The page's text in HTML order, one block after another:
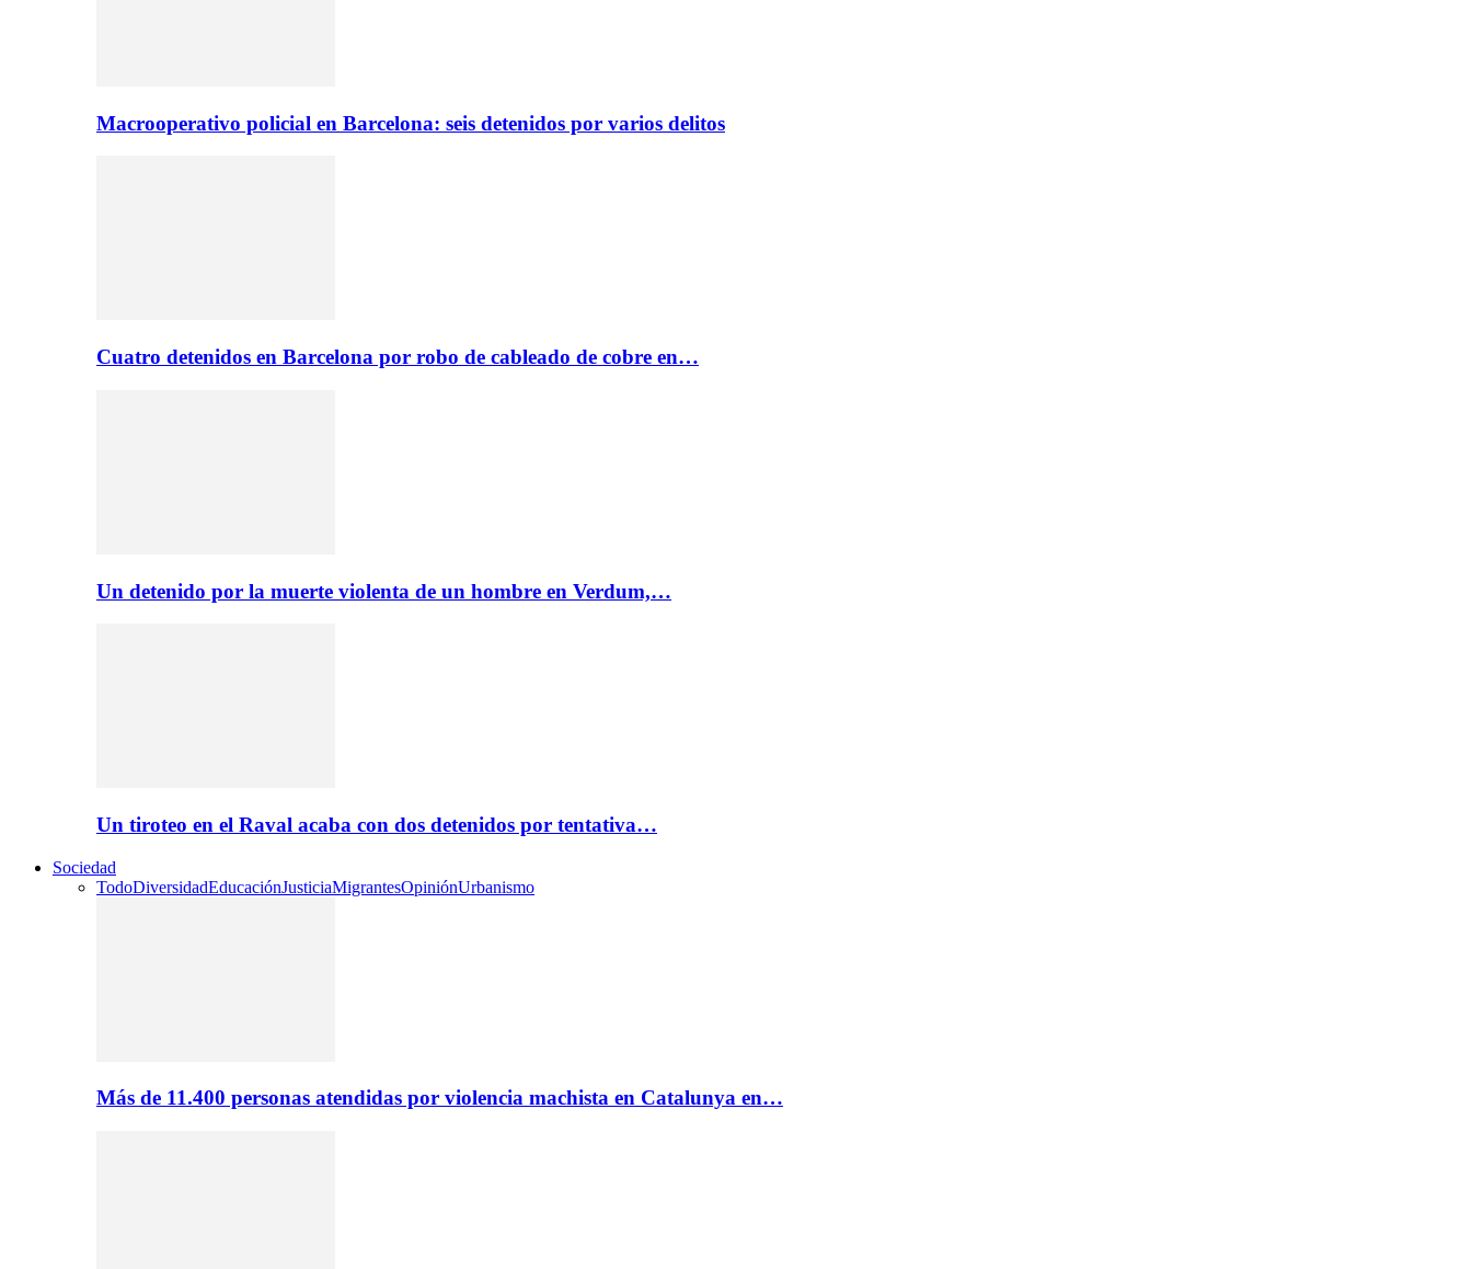
Macrooperativo policial en Barcelona: seis detenidos por varios delitos
Cuatro detenidos en Barcelona por robo de cableado de cobre en…
Un detenido por la muerte violenta de un hombre en Verdum,…
Un tiroteo en el Raval acaba con dos detenidos por tentativa…
Sociedad
TodoDiversidadEducaciónJusticiaMigrantesOpiniónUrbanismo
Más de 11.400 personas atendidas por violencia machista en Catalunya en…